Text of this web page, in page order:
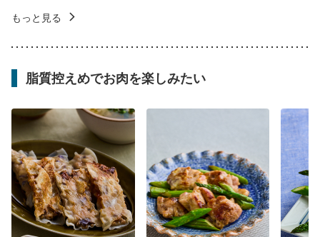
もっと見る
脂質控えめでお肉を楽しみたい